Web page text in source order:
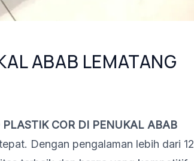
ABAB LEMATANG
PLASTIK COR DI PENUKAL ABAB
Dengan pengalaman lebih dari 12